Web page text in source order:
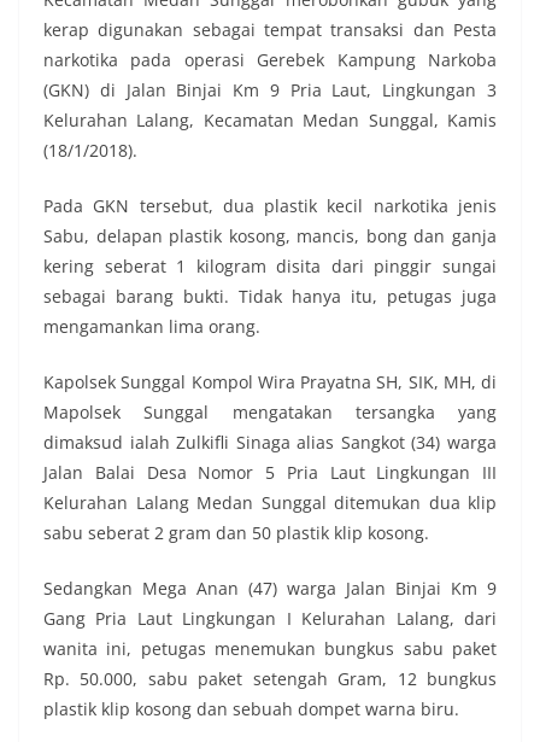
kerap digunakan sebagai tempat transaksi dan Pesta
narkotika pada operasi Gerebek Kampung Narkoba
(GKN) di Jalan Binjai Km 9 Pria Laut, Lingkungan 3
Kelurahan Lalang, Kecamatan Medan Sunggal, Kamis
(18/1/2018).
Pada GKN tersebut, dua plastik kecil narkotika jenis
Sabu, delapan plastik kosong, mancis, bong dan ganja
kering seberat 1 kilogram disita dari pinggir sungai
sebagai barang bukti. Tidak hanya itu, petugas juga
mengamankan lima orang.
Kapolsek Sunggal Kompol Wira Prayatna SH, SIK, MH, di
Mapolsek Sunggal mengatakan tersangka yang
dimaksud ialah Zulkifli Sinaga alias Sangkot (34) warga
Jalan Balai Desa Nomor 5 Pria Laut Lingkungan III
Kelurahan Lalang Medan Sunggal ditemukan dua klip
sabu seberat 2 gram dan 50 plastik klip kosong.
Sedangkan Mega Anan (47) warga Jalan Binjai Km 9
Gang Pria Laut Lingkungan I Kelurahan Lalang, dari
wanita ini, petugas menemukan bungkus sabu paket
Rp. 50.000, sabu paket setengah Gram, 12 bungkus
plastik klip kosong dan sebuah dompet warna biru.